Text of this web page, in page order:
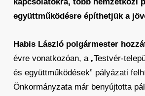
együttműködésre építhetjük a
Habis László polgármester
évre vonatkozóan, a „Testvér-
és együttműködések” pályázati
Önkormányzata már benyújtotta